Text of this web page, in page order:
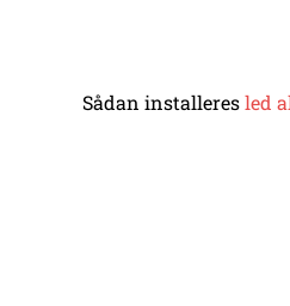
Sådan installeresled